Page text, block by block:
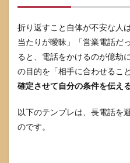
折り返すこと自体が不安な人
当たりが曖昧」「営業電話だ
ると、電話をかけるのが億劫
の目的を「相手に合わせるこ
確定させて自分の条件を伝え
以下のテンプレは、長電話を
のです。